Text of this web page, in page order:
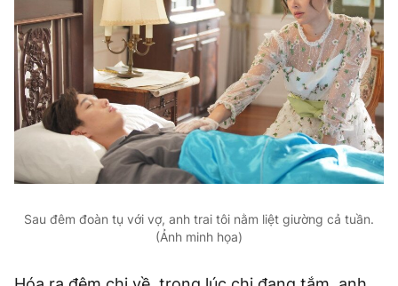
Sau đêm đoàn tụ với vợ, anh trai tôi nằm liệt giường cả tuần.
(Ảnh minh họa)